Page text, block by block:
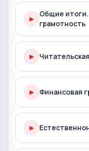
▶
Общие
грамотность
▶
▶ Финансовая
▶